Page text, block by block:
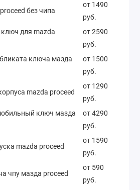
без чипа
от 1490
руб.
для mazda
от 2590
руб.
ключа мазда
от 1500
руб.
mazda proceed
от 1290
руб.
ключ мазда
от 4290
руб.
mazda proceed
от 1590
руб.
чпу мазда proceed
от 590
руб.